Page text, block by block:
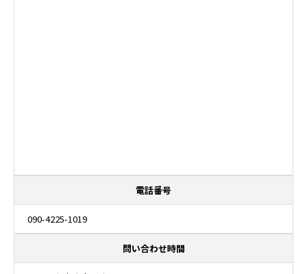
電話番号
090-4225-1019
問い合わせ時間